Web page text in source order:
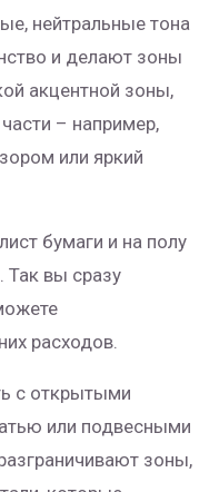
нейтральные тона
и делают зоны
акцентной зоны,
– например,
или яркий
бумаги и на полу
Так вы сразу
расходов.
с открытыми
или подвесными
зоны,